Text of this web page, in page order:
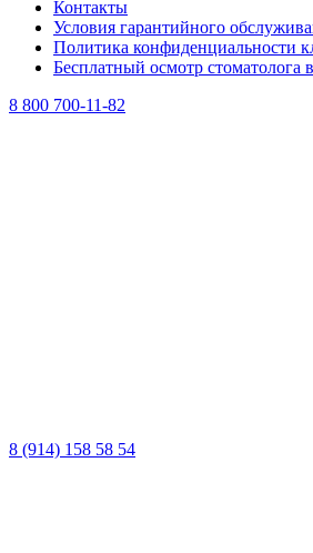
Контакты
Условия гарантийного
Политика конфиденциальности
Бесплатный осмотр стоматолога
8 800 700-11-82
8 (914) 158 58 54